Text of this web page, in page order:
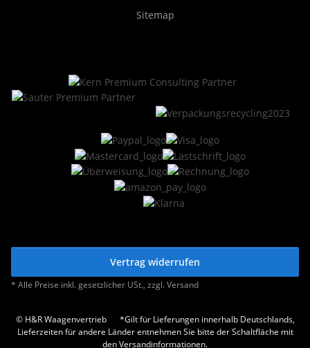
Sitemap
Vertrag widerrufen
* Alle Preise inkl. gesetzlicher USt., zzgl.Versand
© H&R Waagenvertrieb
*Gilt für Lieferungen innerhalb Deutschlands,
Lieferzeiten für andere Länder entnehmen Sie bitte der Schaltfläche mit
den Versandinformationen.